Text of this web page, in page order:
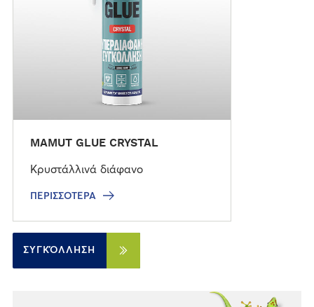
MAMUT GLUE CRYSTAL
Κρυστάλλινά διάφανο
ΠΕΡΙΣΣΌΤΕΡΑ
ΣΥΓΚΌΛΛΗΣΗ